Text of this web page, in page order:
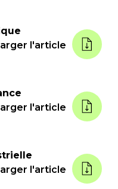
l'article
l'article
l'article